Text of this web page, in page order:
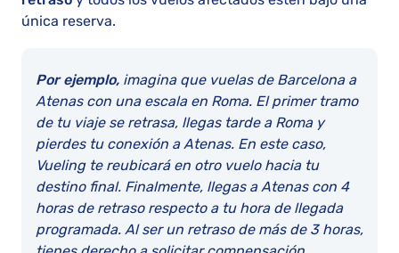
única reserva.
Por ejemplo, imagina que vuelas de Barcelona a
Atenas con una escala en Roma. El primer tramo
de tu viaje se retrasa, llegas tarde a Roma y
pierdes tu conexión a Atenas. En este caso,
Vueling te reubicará en otro vuelo hacia tu
destino final. Finalmente, llegas a Atenas con 4
horas de retraso respecto a tu hora de llegada
programada. Al ser un retraso de más de 3 horas,